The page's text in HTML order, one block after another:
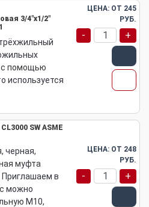
3/4"х1/2"
с помощью
используется
ЦЕНА: ОТ 245
РУБ.
- +
SW ASME
черная,
муфта
Приглашаем в
можно
М10,
ЦЕНА: ОТ 248
РУБ.
- +